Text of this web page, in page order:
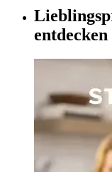
entdecken